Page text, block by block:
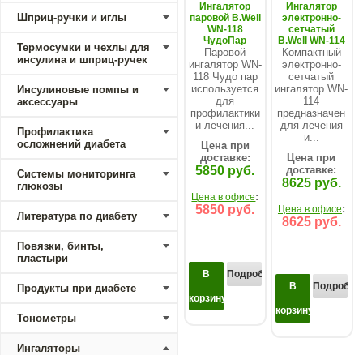
Шприц-ручки и иглы
Термосумки и чехлы для
инсулина и шприц-ручек
Инсулиновые помпы и
аксессуары
Профилактика
осложнений диабета
Системы мониторинга
глюкозы
Литература по диабету
Повязки, бинты,
пластыри
Продукты при диабете
Тонометры
Ингаляторы
Ингалятор
паровой B.Well
WN-118
ЧудоПар
Паровой
ингалятор WN-
118 Чудо пар
используется
для
профилактики
и лечения...
Цена при
доставке:
5850 руб.
Цена в офисе:
5850 руб.
В
корзину
Подробнее...
Ингалятор
электронно-
сетчатый
B.Well WN-114
Компактный
электронно-
сетчатый
ингалятор WN-
114
предназначен
для лечения
и...
Цена при
доставке:
8625 руб.
Цена в офисе:
8625 руб.
В
корзину